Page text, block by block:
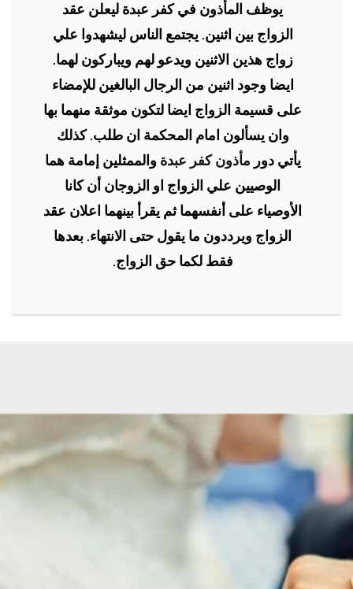
يوظف المأذون في كفر عبدة ليعلن عقد
الزواج بين اثنين. يجتمع الناس ليشهدوا علي
زواج هذين الاثنين ويدعو لهم ويباركون لهما.
ايضا وجود اثنين من الرجال البالغين للإمضاء
على قسيمة الزواج ايضا لتكون موثقة منهما بها
وان يسألون امام المحكمة ان طلب. كذلك
يأتي دور مأذون كفر عبدة والممثلين إمامة هما
الوصيين علي الزواج او الزوجان أن كانا
الأوصياء على أنفسهما ثم يقرأ بينهما اعلان عقد
الزواج ويرددون ما يقول حتى الانتهاء. بعدها
فقط لكما حق الزواج.